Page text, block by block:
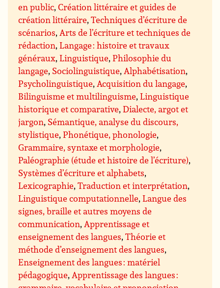
en public,Création littéraire et guides de
création littéraire,Techniques d’écriture de
scénarios,Arts de l’écriture et techniques de
rédaction,Langage : histoire et travaux
généraux,Linguistique,Philosophie du
langage, Sociolinguistique,Alphabétisation,
Psycholinguistique,Acquisition du langage,
Bilinguisme et multilinguisme,Linguistique
historique et comparative,Dialecte, argot et
jargon, Sémantique, analyse du discours,
stylistique,Phonétique, phonologie,
Grammaire, syntaxe et morphologie,
Paléographie (étude et histoire de l’écriture),
Systèmes d’écriture et alphabets,
Lexicographie,Traduction et interprétation,
Linguistique computationnelle,Langue des
signes, braille et autres moyens de
communication,Apprentissage et
enseignement des langues,Théorie et
méthode d’enseignement des langues,
Enseignement des langues : matériel
pédagogique,Apprentissage des langues :